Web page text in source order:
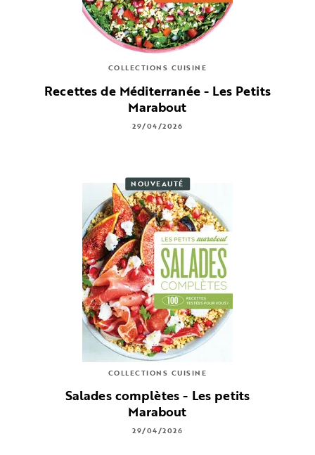
COLLECTIONS CUISINE
Recettes de Méditerranée - Les Petits
Marabout
29/04/2026
NOUVEAUTÉ
COLLECTIONS CUISINE
Salades complètes - Les petits
Marabout
29/04/2026